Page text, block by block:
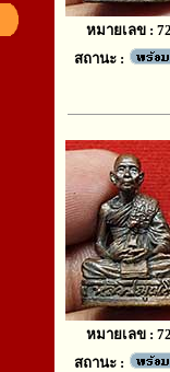
หมายเลข :
สถานะ :
หมายเลข :
สถานะ :